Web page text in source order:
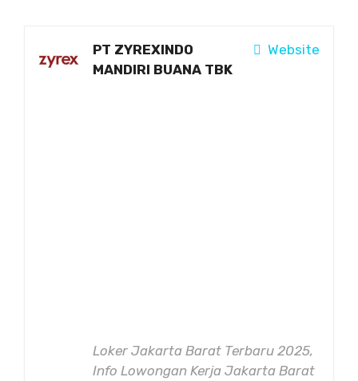
Website
PT ZYREXINDO
MANDIRI BUANA TBK
Loker Jakarta Barat Terbaru 2025,
Info Lowongan Kerja Jakarta Barat